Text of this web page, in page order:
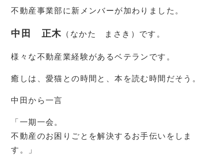
不動産事業部に新メンバーが加わりました。
中田 正木 （なかた まさき）です。
様々な不動産業経験があるベテランです。
癒しは、愛猫との時間と、本を読む時間だそう。
中田から一言
「一期一会。
不動産のお困りごとを解決するお手伝いをしま
す。」